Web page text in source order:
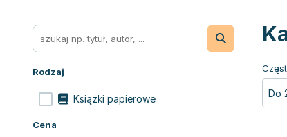
Rodzaj
Książki papierowe
Cena
Do